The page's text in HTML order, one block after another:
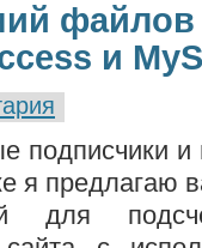
файлов
и
подписчики и
я
для